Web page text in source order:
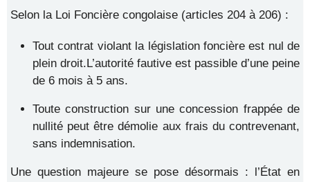
Selon la Loi Foncière congolaise (articles 204 à 206) :
Tout contrat violant la législation foncière est nul de
plein droit.L’autorité fautive est passible d’une peine
de 6 mois à 5 ans.
Toute construction sur une concession frappée de
nullité peut être démolie aux frais du contrevenant,
sans indemnisation.
Une question majeure se pose désormais : l’État en